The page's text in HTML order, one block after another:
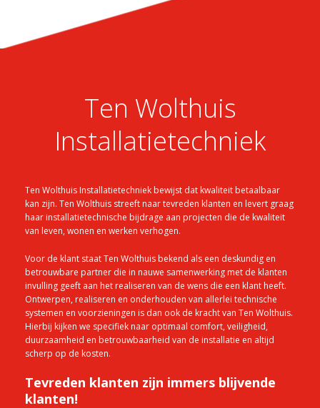
Ten Wolthuis
Installatietechniek
Ten Wolthuis Installatietechniek bewijst dat kwaliteit betaalbaar
kan zijn. Ten Wolthuis streeft naar tevreden klanten en levert graag
haar installatietechnische bijdrage aan projecten die de kwaliteit
van leven, wonen en werken verhogen.
Voor de klant staat Ten Wolthuis bekend als een deskundig en
betrouwbare partner die in nauwe samenwerking met de klanten
invulling geeft aan het realiseren van de wens die een klant heeft.
Ontwerpen, realiseren en onderhouden van allerlei technische
systemen en voorzieningen is dan ook de kracht van Ten Wolthuis.
Hierbij kijken we specifiek naar optimaal comfort, veiligheid,
duurzaamheid en betrouwbaarheid van de installatie en altijd
scherp op de kosten.
Tevreden klanten zijn immers blijvende
klanten!